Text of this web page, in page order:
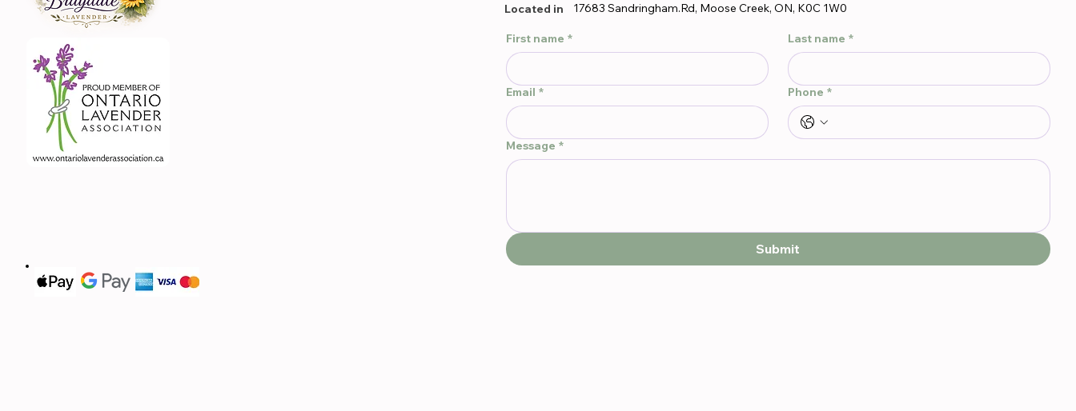
Located in 17683 Sandringham.Rd, Moose Creek, ON, K0C 1W0
First name * Last name *
Email * Phone *
Message *
Submit